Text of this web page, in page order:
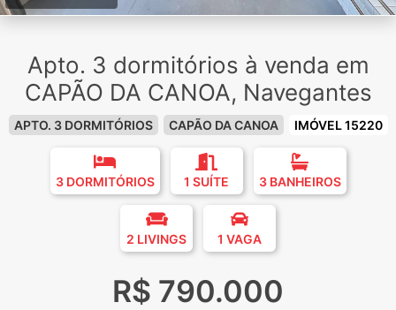
Apto. 3 dormitórios à venda em
CAPÃO DA CANOA, Navegantes
APTO. 3 DORMITÓRIOS CAPÃO DA CANOA IMÓVEL 15220
3 DORMITÓRIOS 1 SUÍTE 3 BANHEIROS
2 LIVINGS 1 VAGA
R$ 790.000